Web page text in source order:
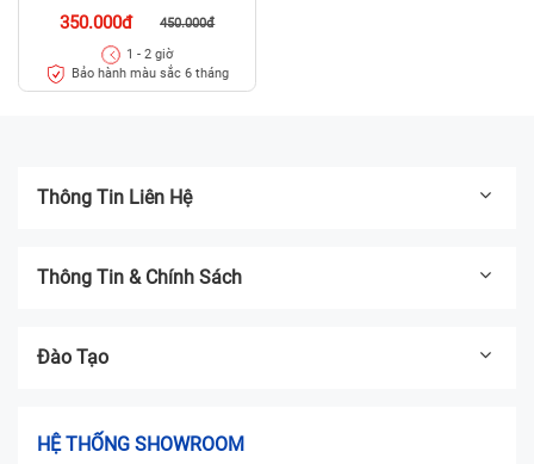
350.000đ 450.000đ
1 - 2 giờ
Bảo hành màu sắc 6 tháng
Thông Tin Liên Hệ
Thông Tin & Chính Sách
Đào Tạo
HỆ THỐNG SHOWROOM